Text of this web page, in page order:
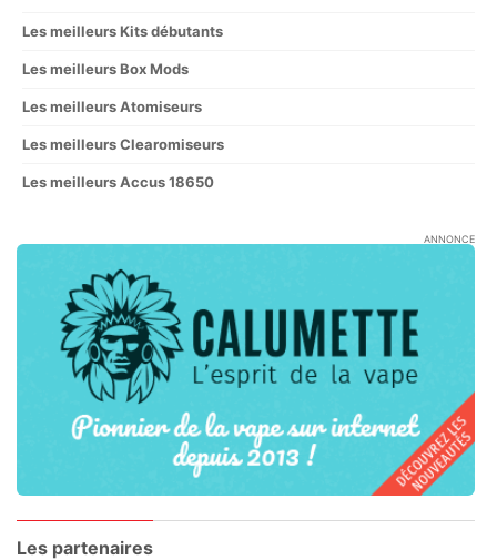
Les meilleurs Kits débutants
Les meilleurs Box Mods
Les meilleurs Atomiseurs
Les meilleurs Clearomiseurs
Les meilleurs Accus 18650
ANNONCE
Les partenaires